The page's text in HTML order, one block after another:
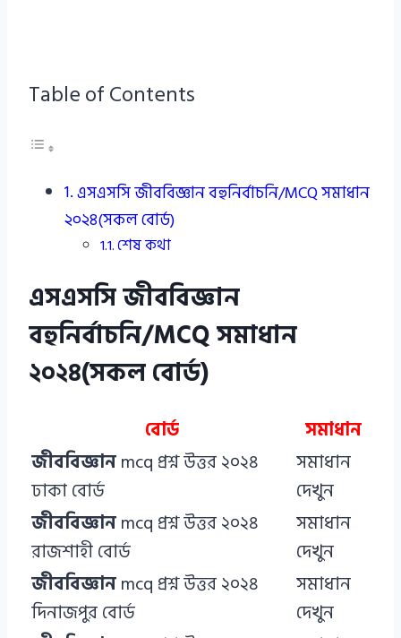
Table of Contents
এসএসসি জীববিজ্ঞান বহুনির্বাচনি/MCQ সমাধান
২০২৪(সকল বোর্ড)
শেষ কথা
এসএসসি জীববিজ্ঞান
বহুনির্বাচনি/MCQ সমাধান
২০২৪(সকল বোর্ড)
বোর্ড
সমাধান
জীববিজ্ঞানmcq প্রশ্ন উত্তর ২০২৪
ঢাকা বোর্ড
সমাধান
দেখুন
জীববিজ্ঞানmcq প্রশ্ন উত্তর ২০২৪
রাজশাহী বোর্ড
সমাধান
দেখুন
জীববিজ্ঞানmcq প্রশ্ন উত্তর ২০২৪
দিনাজপুর বোর্ড
সমাধান
দেখুন